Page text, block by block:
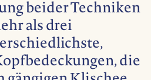
beider Techniken
als drei
die